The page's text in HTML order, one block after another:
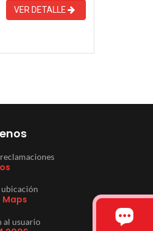
VER DETALLE
ubicación
Maps
al usuario